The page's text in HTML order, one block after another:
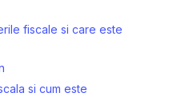
fiscale si care este
si cum este